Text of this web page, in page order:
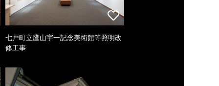
七戸町立鷹山宇一記念美術館等照明改
修工事